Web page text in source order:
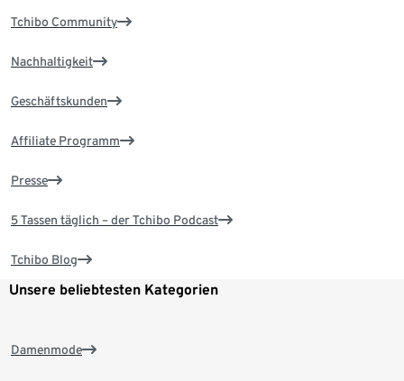
Tchibo Community
Nachhaltigkeit
Geschäftskunden
Affiliate Programm
Presse
5 Tassen täglich – der Tchibo Podcast
Tchibo Blog
Unsere beliebtesten Kategorien
Damenmode